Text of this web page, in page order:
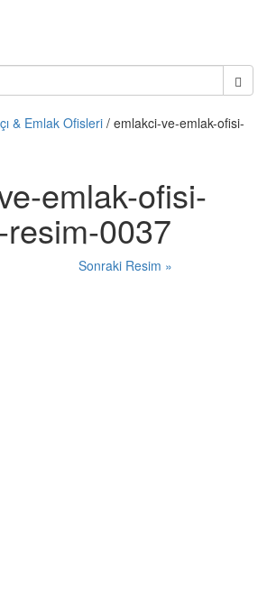
& Emlak Ofisleri / emlakci-ve-emlak-ofisi-
emlak-ofisi-
0037
Sonraki Resim »